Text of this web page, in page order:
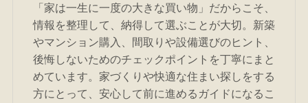
「家は一生に一度の大きな買い物」だからこそ、
情報を整理して、納得して選ぶことが大切。新築
やマンション購入、間取りや設備選びのヒント、
後悔しないためのチェックポイントを丁寧にまと
めています。家づくりや快適な住まい探しをする
方にとって、安心して前に進めるガイドになるこ